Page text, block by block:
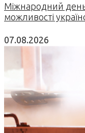
Міжнародний
можливості
07.08.2026